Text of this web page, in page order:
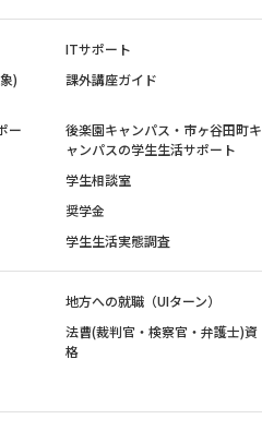
ITサポート
)
課外講座ガイド
ー
後楽園キャンパス・市ヶ谷田町キ
ャンパスの学生生活サポート
学生相談室
奨学金
学生生活実態調査
地方への就職（UIターン）
法曹(裁判官・検察官・弁護士)資
格